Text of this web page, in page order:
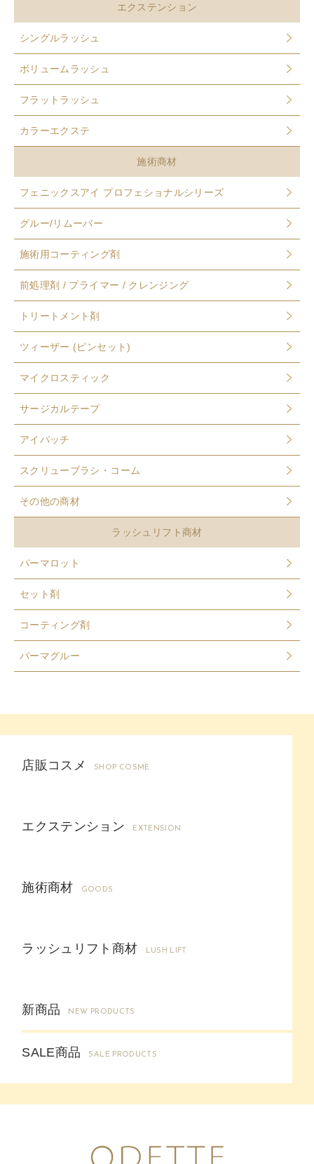
エクステンション
シングルラッシュ
ボリュームラッシュ
フラットラッシュ
カラーエクステ
施術商材
フェニックスアイ プロフェショナルシリーズ
グルー/リムーバー
施術用コーティング剤
前処理剤 / プライマー / クレンジング
トリートメント剤
ツィーザー (ピンセット)
マイクロスティック
サージカルテープ
アイパッチ
スクリューブラシ・コーム
その他の商材
ラッシュリフト商材
パーマロット
セット剤
コーティング剤
パーマグルー
店販コスメ SHOP COSME
エクステンション EXTENSION
施術商材 GOODS
ラッシュリフト商材 LUSH LIFT
新商品 NEW PRODUCTS
SALE商品 SALE PRODUCTS